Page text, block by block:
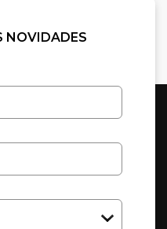
NOVIDADES